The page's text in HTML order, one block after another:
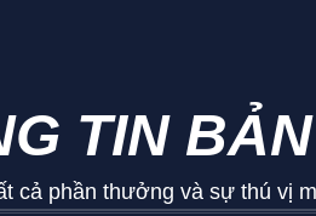
TIN
cả phần thưởng và sự thú vị